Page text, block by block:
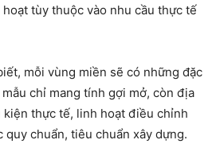
tùy thuộc vào nhu cầu thực tế
mỗi vùng miền sẽ có những đặc
chỉ mang tính gợi mở, còn địa
thực tế, linh hoạt điều chỉnh
chuẩn, tiêu chuẩn xây dựng.